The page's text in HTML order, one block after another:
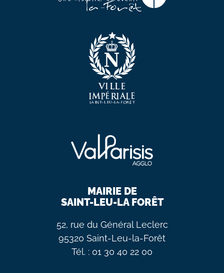
MAIRIE DE
SAINT-LEU-LA FORÊT
52, rue du Général Leclerc
95320 Saint-Leu-la-Forêt
Tél. : 01 30 40 22 00